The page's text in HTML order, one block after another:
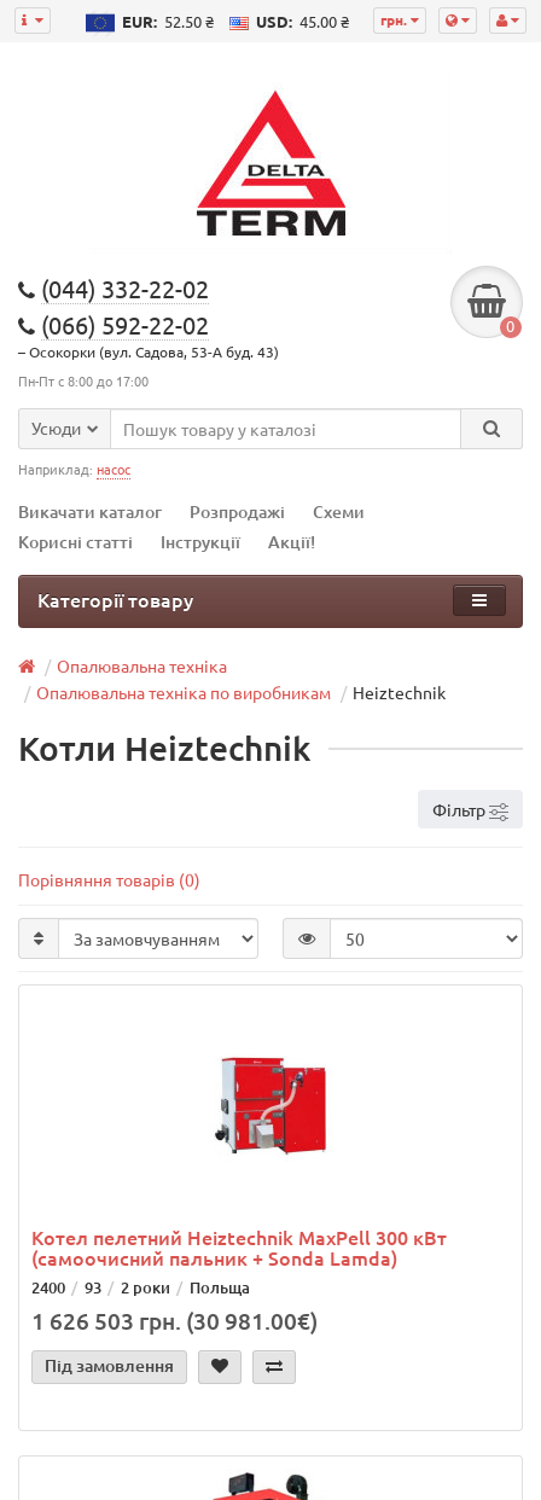
грн.
EUR: 52.50 ₴ USD: 45.00 ₴
(044) 332-22-02
(066) 592-22-02
– Осокорки (вул. Садова, 53-А буд. 43)
Пн-Пт с 8:00 до 17:00
0
Усюди
Наприклад: насос
Викачати каталог Розпродажі
Схеми
Корисні статті
Інструкції Акції!
Категорії товару
Опалювальна техніка
Опалювальна техніка по виробникам
Heiztechnik
Котли Heiztechnik
Фільтр
Порівняння товарів (0)
Котел пелетний Heiztechnik MaxPell 300 кВт
(самоочисний пальник + Sonda Lamda)
2400 93 2 роки Польща
1 626 503 грн. (30 981.00€)
Під замовлення